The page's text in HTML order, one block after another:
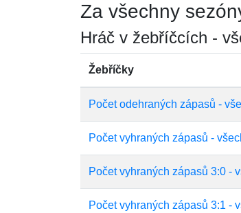
Za všechny
Hráč v žebříčcích -
Žebříčky
Počet odehraných zápasů -
Počet vyhraných zápasů -
Počet vyhraných zápasů 3:0 -
Počet vyhraných zápasů 3:1 -